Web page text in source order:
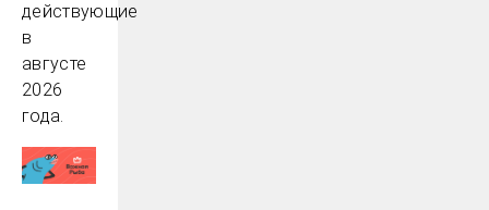
действующие
в
августе
2026
года.